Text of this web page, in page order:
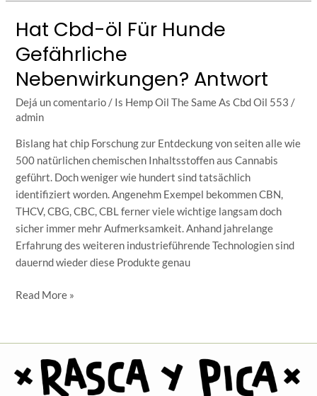
Hat Cbd-öl Für Hunde
Gefährliche
Nebenwirkungen? Antwort
Dejá un comentario / Is Hemp Oil The Same As Cbd Oil 553 /
admin
Bislang hat chip Forschung zur Entdeckung von seiten alle wie
500 natürlichen chemischen Inhaltsstoffen aus Cannabis
geführt. Doch weniger wie hundert sind tatsächlich
identifiziert worden. Angenehm Exempel bekommen CBN,
THCV, CBG, CBC, CBL ferner viele wichtige langsam doch
sicher immer mehr Aufmerksamkeit. Anhand jahrelange
Erfahrung des weiteren industrieführende Technologien sind
dauernd wieder diese Produkte genau
Hat
öl
Für
Gefährliche
Antwort
Read More »